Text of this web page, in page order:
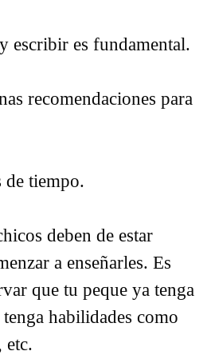
escribir es fundamental.
recomendaciones para
de tiempo.
deben de estar
a enseñarles. Es
que tu peque ya tenga
habilidades como
etc.